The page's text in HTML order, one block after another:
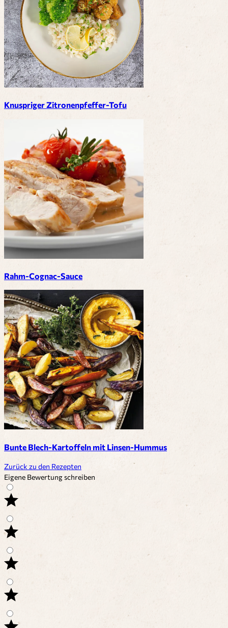
Knuspriger Zitronenpfeffer-Tofu
Rahm-Cognac-Sauce
Bunte Blech-Kartoffeln mit Linsen-Hummus
Zurück zu den Rezepten
Eigene Bewertung schreiben